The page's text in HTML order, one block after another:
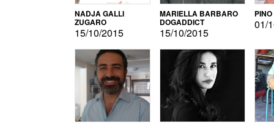
NADJA GALLI
ZUGARO
15/10/2015
MARIELLA BARBARO
DOGADDICT
15/10/2015
01/